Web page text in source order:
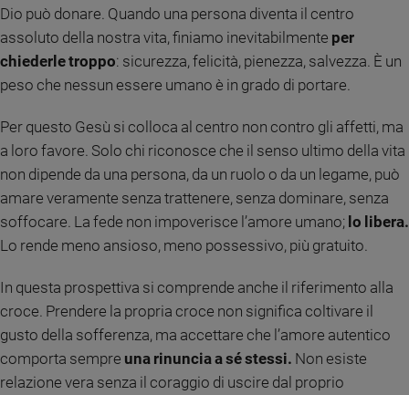
Costume
e
spettacoli
2026
Cinema,
Tv
e
streaming
Arte
ed
educazione
Genitori
Dio può donare. Quando una persona diventa il centro
assoluto della nostra vita, finiamo inevitabilmente per
chiederle troppo: sicurezza, felicità, pienezza, salvezza. È un
peso che nessun essere umano è in grado di portare.
Per questo Gesù si colloca al centro non contro gli affetti, ma
a loro favore. Solo chi riconosce che il senso ultimo della vita
non dipende da una persona, da un ruolo o da un legame, può
amare veramente senza trattenere, senza dominare, senza
soffocare. La fede non impoverisce l’amore umano; lo libera.
Lo rende meno ansioso, meno possessivo, più gratuito.
In questa prospettiva si comprende anche il riferimento alla
croce. Prendere la propria croce non significa coltivare il
gusto della sofferenza, ma accettare che l’amore autentico
comporta sempre una rinuncia a sé stessi. Non esiste
relazione vera senza il coraggio di uscire dal proprio